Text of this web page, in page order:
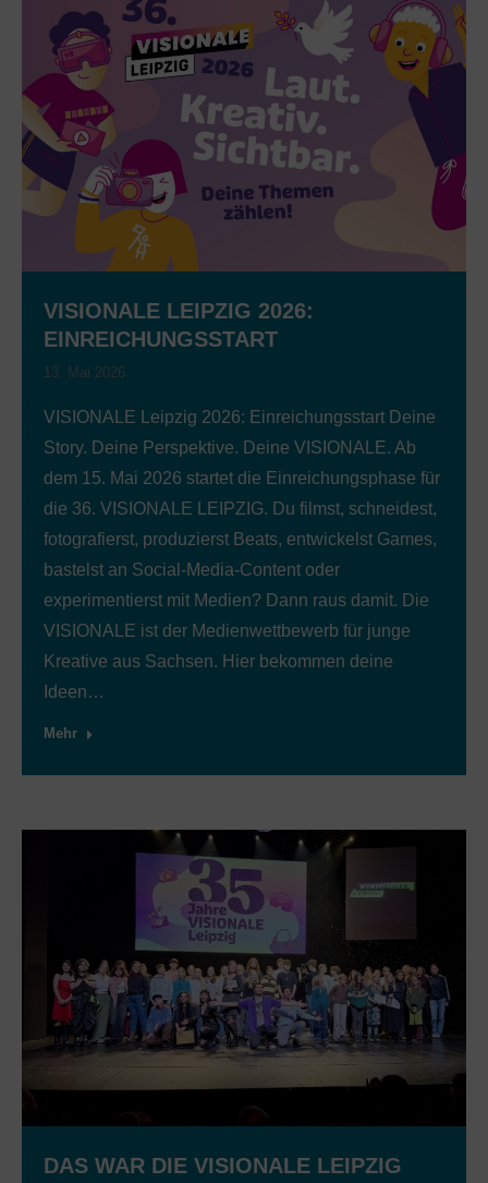
VISIONALE LEIPZIG 2026:
EINREICHUNGSSTART
13. Mai 2026
VISIONALE Leipzig 2026: Einreichungsstart Deine
Story. Deine Perspektive. Deine VISIONALE. Ab
dem 15. Mai 2026 startet die Einreichungsphase für
die 36. VISIONALE LEIPZIG. Du filmst, schneidest,
fotografierst, produzierst Beats, entwickelst Games,
bastelst an Social-Media-Content oder
experimentierst mit Medien? Dann raus damit. Die
VISIONALE ist der Medienwettbewerb für junge
Kreative aus Sachsen. Hier bekommen deine
Ideen…
Mehr
DAS WAR DIE VISIONALE LEIPZIG